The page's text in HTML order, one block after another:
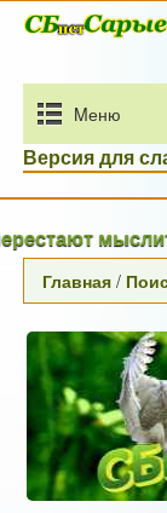
Mеню
Версия для
Главная /